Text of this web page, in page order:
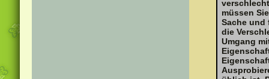
müssen
Sache und
die
Umgang